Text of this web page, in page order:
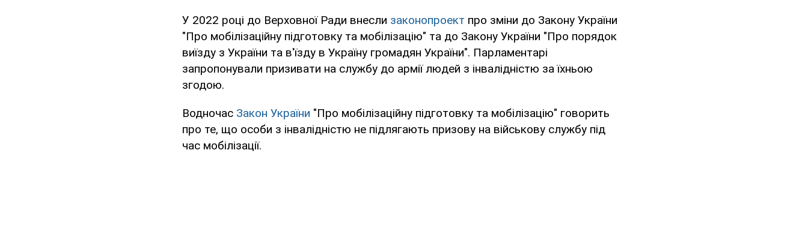
У 2022 році до Верховної Ради внесли законопроект про зміни до Закону України
"Про мобілізаційну підготовку та мобілізацію" та до Закону України "Про порядок
виїзду з України та в'їзду в Україну громадян України". Парламентарі
запропонували призивати на службу до армії людей з інвалідністю за їхньою
згодою.
Водночас Закон України "Про мобілізаційну підготовку та мобілізацію" говорить
про те, що особи з інвалідністю не підлягають призову на військову службу під
час мобілізації.